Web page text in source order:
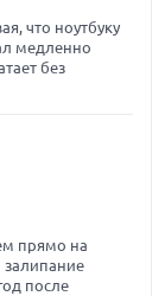
что ноутбуку
медленно
без
прямо на
залипание
после